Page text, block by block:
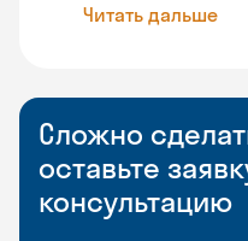
Читать дальше
Сложно
оставьте
консультацию